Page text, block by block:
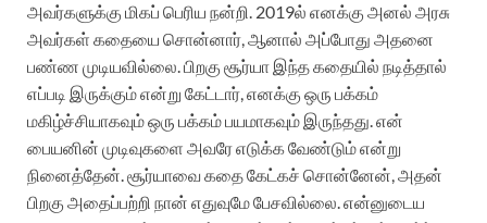
அவர்களுக்கு மிகப் பெரிய நன்றி. 2019ல் எனக்கு அனல் அரசு
அவர்கள் கதையை சொன்னார், ஆனால் அப்போது அதனை
பண்ண முடியவில்லை. பிறகு சூர்யா இந்த கதையில் நடித்தால்
எப்படி இருக்கும் என்று கேட்டார், எனக்கு ஒரு பக்கம்
மகிழ்ச்சியாகவும் ஒரு பக்கம் பயமாகவும் இருந்தது. என்
பையனின் முடிவுகளை அவரே எடுக்க வேண்டும் என்று
நினைத்தேன். சூர்யாவை கதை கேட்கச் சொன்னேன், அதன்
பிறகு அதைப்பற்றி நான் எதுவுமே பேசவில்லை. என்னுடைய